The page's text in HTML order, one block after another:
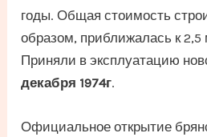
годы. Общая стоимость
образом, приближалась к
Приняли в эксплуатацию
декабря 1974г.
Официальное открытие